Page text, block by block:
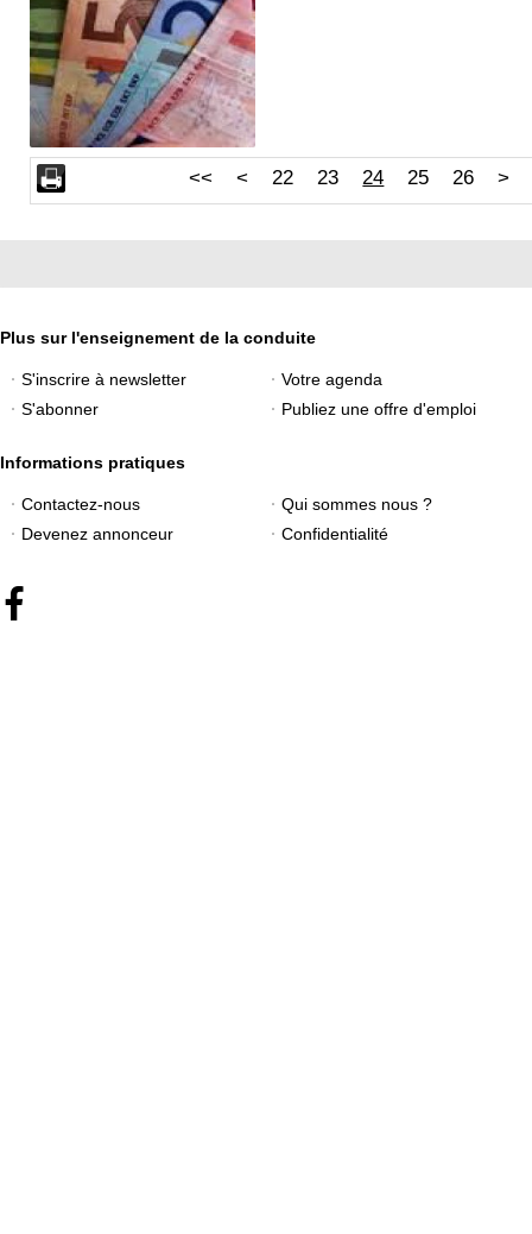
<< < 22 23 24 25 26 >
Plus sur l'enseignement de la conduite
S'inscrire à newsletter
Votre agenda
S'abonner
Publiez une offre d'emploi
Informations pratiques
Contactez-nous
Qui sommes nous ?
Devenez annonceur
Confidentialité